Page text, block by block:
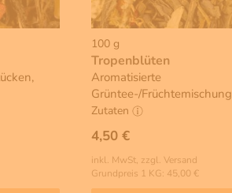
100 g
Tropenblüten
Aromatisierte
Grüntee-/Früchtemischung
Zutaten
4,50 €
inkl. MwSt, zzgl. Versand
Grundpreis 1 KG: 45,00 €